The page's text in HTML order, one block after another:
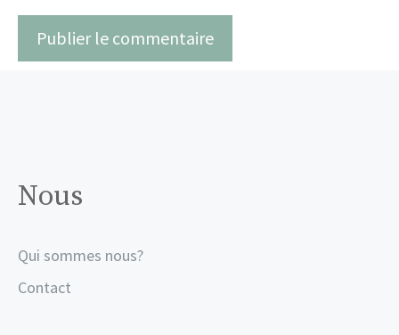
Nous
Qui sommes nous?
Contact